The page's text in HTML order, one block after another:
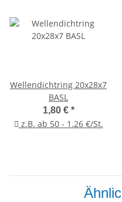
Wellendichtring 20x28x7
BASL
1,80 € *
z.B. ab 50 - 1.26 €/St.